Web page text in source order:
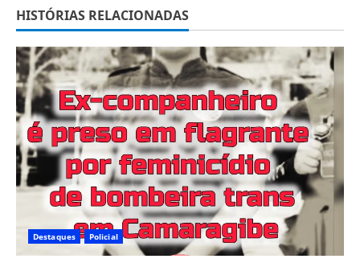
HISTÓRIAS RELACIONADAS
Destaques Policial